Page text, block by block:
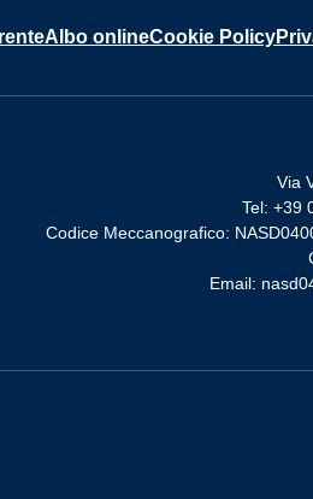
Albo onlineCookie Policy
Via
Tel: +39
Codice Meccanografico:
Email: